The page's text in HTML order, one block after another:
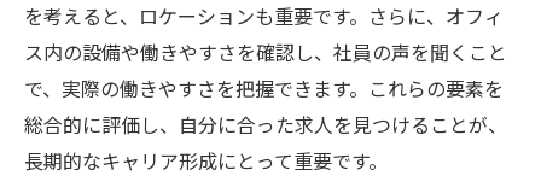
を考えると、ロケーションも重要です。さらに、オフィ
ス内の設備や働きやすさを確認し、社員の声を聞くこと
で、実際の働きやすさを把握できます。これらの要素を
総合的に評価し、自分に合った求人を見つけることが、
長期的なキャリア形成にとって重要です。